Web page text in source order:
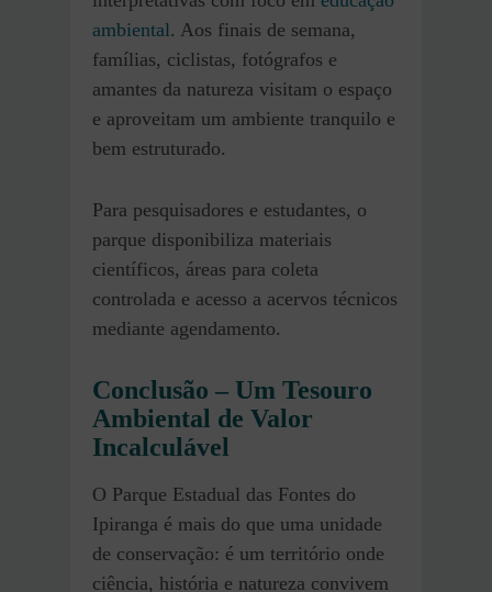
ambiental. Aos finais de semana,
famílias, ciclistas, fotógrafos e
amantes da natureza visitam o espaço
e aproveitam um ambiente tranquilo e
bem estruturado.
Para pesquisadores e estudantes, o
parque disponibiliza materiais
científicos, áreas para coleta
controlada e acesso a acervos técnicos
mediante agendamento.
Conclusão – Um Tesouro
Ambiental de Valor
Incalculável
O Parque Estadual das Fontes do
Ipiranga é mais do que uma unidade
de conservação: é um território onde
ciência, história e natureza convivem